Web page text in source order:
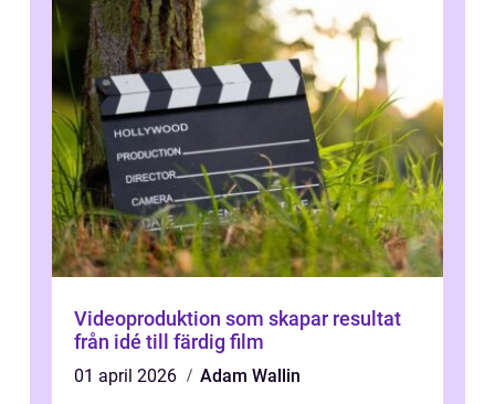
Videoproduktion som skapar resultat
från idé till färdig film
01 april 2026
Adam Wallin